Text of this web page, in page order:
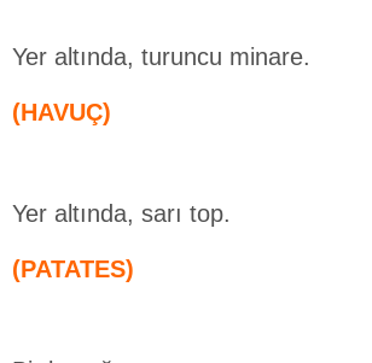
Yer altında, turuncu minare.
(HAVUÇ)
Yer altında, sarı top.
(PATATES)